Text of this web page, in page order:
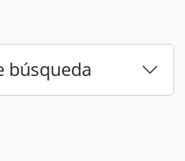
búsqueda